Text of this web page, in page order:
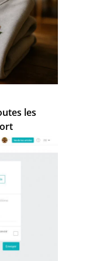
les